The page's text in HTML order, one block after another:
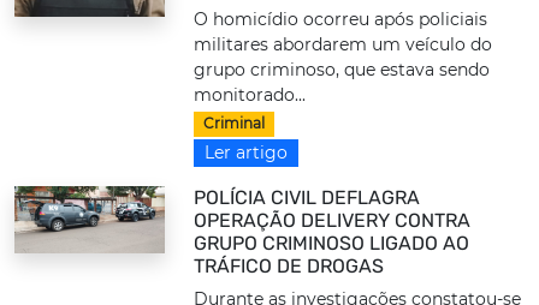
O homicídio ocorreu após policiais
militares abordarem um veículo do
grupo criminoso, que estava sendo
monitorado...
Criminal
Ler artigo
POLÍCIA CIVIL DEFLAGRA
OPERAÇÃO DELIVERY CONTRA
GRUPO CRIMINOSO LIGADO AO
TRÁFICO DE DROGAS
Durante as investigações constatou-se